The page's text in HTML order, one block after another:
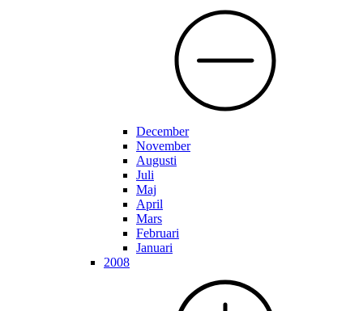
December
November
Augusti
Juli
Maj
April
Mars
Februari
Januari
2008